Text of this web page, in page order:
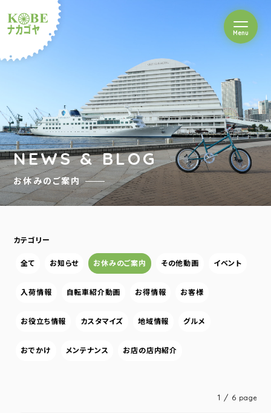
ルショップナカゴヤ
Menuを開閉
NEWS & BLOG
お休みのご案内
カテゴリー
全て お知らせ お休みのご案内 その他動画 イベント
入荷情報 自転車紹介動画 お得情報 お客様
お役立ち情報 カスタマイズ 地域情報 グルメ
おでかけ メンテナンス お店の店内紹介
1 / 6 page